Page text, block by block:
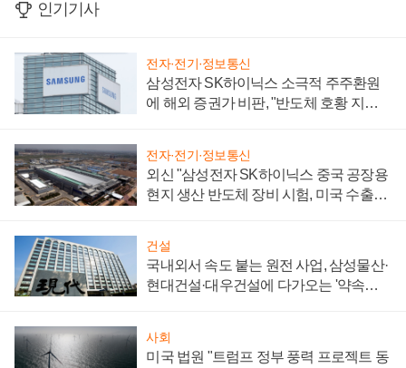
인기기사
전자·전기·정보통신
삼성전자 SK하이닉스 소극적 주주환원
에 해외 증권가 비판, "반도체 호황 지속
전자·전기·정보통신
외신 "삼성전자 SK하이닉스 중국 공장용
현지 생산 반도체 장비 시험, 미국 수출통
건설
국내외서 속도 붙는 원전 사업, 삼성물산·
현대건설·대우건설에 다가오는 '약속의
사회
미국 법원 "트럼프 정부 풍력 프로젝트 동